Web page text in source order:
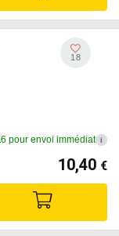
18
6 pour envoi immédiat i
10,40 €